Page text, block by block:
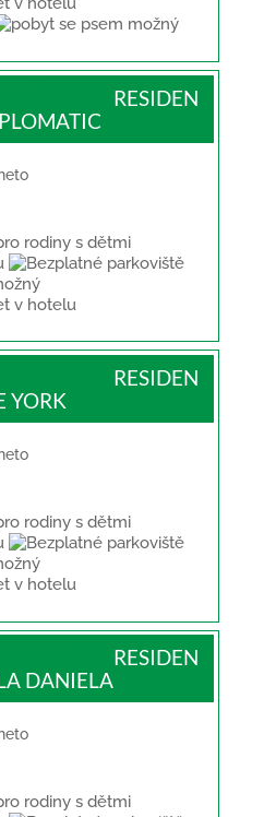
RESIDEN
RESIDEN
YORK
RESIDEN
DANIELA